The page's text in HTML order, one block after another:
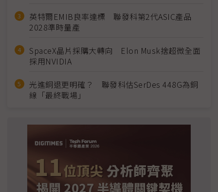
英特爾EMIB良率達標 聯發科第2代ASIC產品
2028準時量產
SpaceX晶片採購大轉向 Elon Musk捨超微全面
採用NVIDIA
光進銅退更明確？ 聯發科估SerDes 448G為銅
線「最終戰場」